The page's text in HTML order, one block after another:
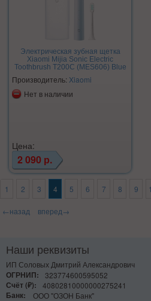
Электрическая зубная щетка
Xiaomi Mijia Sonic Electric
Toothbrush T200C (MES606) Blue
Производитель: Xiaomi
Нет в наличии
Цена:
2 090 р.
1 2 3 4 5 6 7 8 9
←назад вперед→
Наши реквизиты
ИП Соловых Дмитрий Александрович
ОГРНИП:
323774600595052
Счёт (₽):
40802810000000275241
Банк:
ООО "ОЗОН Банк"